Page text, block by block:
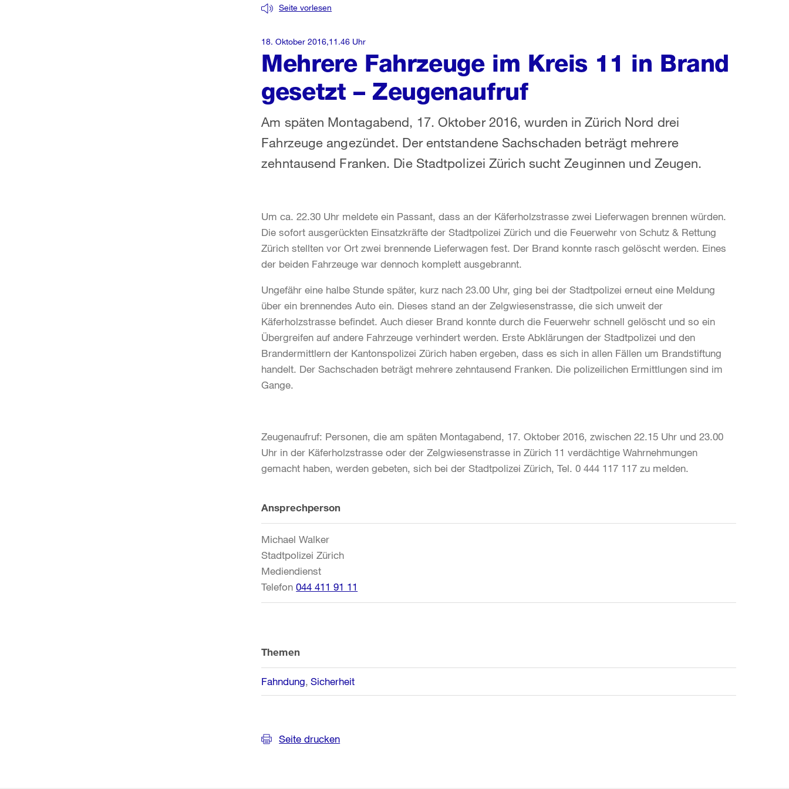
Mehrere Fahrzeuge im Kreis 11 in Brand
gesetzt – Zeugenaufruf
Seite vorlesen
Am späten Montagabend, 17. Oktober 2016, wurden in Zürich Nord drei
Fahrzeuge angezündet. Der entstandene Sachschaden beträgt mehrere
zehntausend Franken. Die Stadtpolizei Zürich sucht Zeuginnen und Zeugen.
18. Oktober 2016,11.46 Uhr
Um ca. 22.30 Uhr meldete ein Passant, dass an der Käferholzstrasse zwei Lieferwagen brennen würden.
Die sofort ausgerückten Einsatzkräfte der Stadtpolizei Zürich und die Feuerwehr von Schutz & Rettung
Zürich stellten vor Ort zwei brennende Lieferwagen fest. Der Brand konnte rasch gelöscht werden. Eines
der beiden Fahrzeuge war dennoch komplett ausgebrannt.
Ungefähr eine halbe Stunde später, kurz nach 23.00 Uhr, ging bei der Stadtpolizei erneut eine Meldung
über ein brennendes Auto ein. Dieses stand an der Zelgwiesenstrasse, die sich unweit der
Käferholzstrasse befindet. Auch dieser Brand konnte durch die Feuerwehr schnell gelöscht und so ein
Übergreifen auf andere Fahrzeuge verhindert werden. Erste Abklärungen der Stadtpolizei und den
Brandermittlern der Kantonspolizei Zürich haben ergeben, dass es sich in allen Fällen um Brandstiftung
handelt. Der Sachschaden beträgt mehrere zehntausend Franken. Die polizeilichen Ermittlungen sind im
Gange.
Zeugenaufruf: Personen, die am späten Montagabend, 17. Oktober 2016, zwischen 22.15 Uhr und 23.00
Uhr in der Käferholzstrasse oder der Zelgwiesenstrasse in Zürich 11 verdächtige Wahrnehmungen
gemacht haben, werden gebeten, sich bei der Stadtpolizei Zürich, Tel. 0 444 117 117 zu melden.
Weitere
Informationen
Ansprechperson
Michael Walker
Stadtpolizei Zürich
Mediendienst
Telefon 044 411 91 11
Themen
Fahndung Sicherheit
Seite drucken